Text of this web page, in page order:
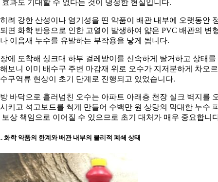
효과도 기대할 수 없다는 것이 냉정한 현실입니다.
려 강한 산성이나 염기성을 띤 약품이 배관 내부에 오랫동안
면 화학 반응으로 인한 고열이 발생하여 얇은 PVC 배관의 변
이음새 누수를 유발하는 부작용을 낳게 됩니다.
에 도착해 싱크대 하부 걸레받이를 신속하게 탈거하고 상태를
보니 이미 배수구 주변 마감재 위로 오수가 지저분하게 차오
구역류 현상이 초기 단계로 진행되고 있었습니다.
바닥으로 흘러넘친 오수는 아파트 아래층 천장 실크 벽지를
키고 석고보드를 썩게 만들어 수백만 원 상당의 막대한 누수
보상 책임으로 이어질 수 있으므로 초기 대처가 매우 중요합니
화학 약품의 한계와 배관 내부의 물리적 폐쇄 상태